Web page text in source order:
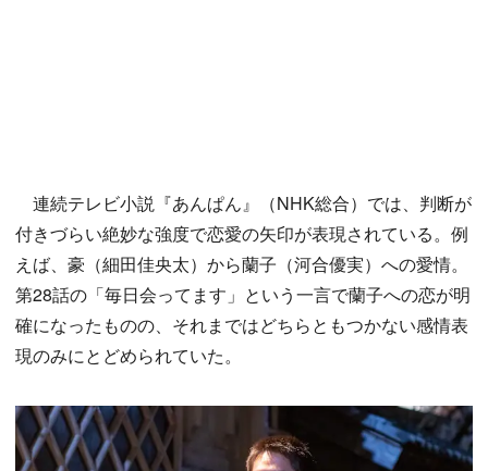
連続テレビ小説『あんぱん』（NHK総合）では、判断が
付きづらい絶妙な強度で恋愛の矢印が表現されている。例
えば、豪（細田佳央太）から蘭子（河合優実）への愛情。
第28話の「毎日会ってます」という一言で蘭子への恋が明
確になったものの、それまではどちらともつかない感情表
現のみにとどめられていた。